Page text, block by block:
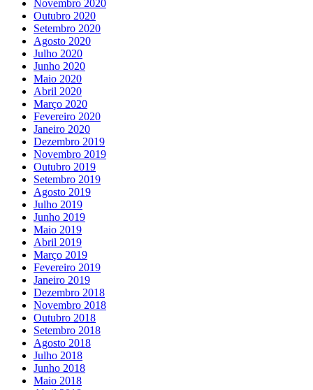
Novembro 2020
Outubro 2020
Setembro 2020
Agosto 2020
Julho 2020
Junho 2020
Maio 2020
Abril 2020
Março 2020
Fevereiro 2020
Janeiro 2020
Dezembro 2019
Novembro 2019
Outubro 2019
Setembro 2019
Agosto 2019
Julho 2019
Junho 2019
Maio 2019
Abril 2019
Março 2019
Fevereiro 2019
Janeiro 2019
Dezembro 2018
Novembro 2018
Outubro 2018
Setembro 2018
Agosto 2018
Julho 2018
Junho 2018
Maio 2018